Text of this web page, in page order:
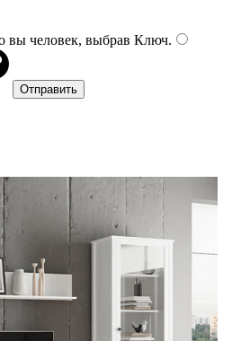
вы человек, выбрав Ключ.